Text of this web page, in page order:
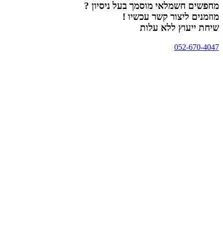
מחפשים חשמלאי מוסמך בעל ניסיון ?
מוזמנים ליצור קשר עכשיו !
שיחת ייעוץ ללא עלות
052-670-4047